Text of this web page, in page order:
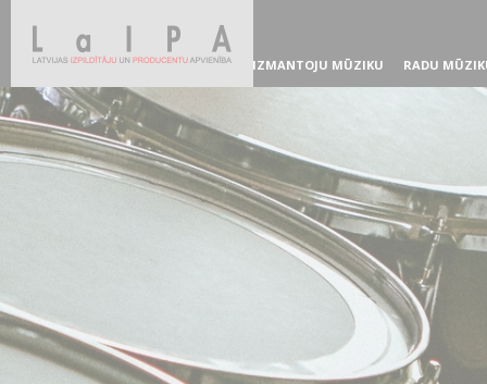
IZMANTOJU MŪZIKU RADU